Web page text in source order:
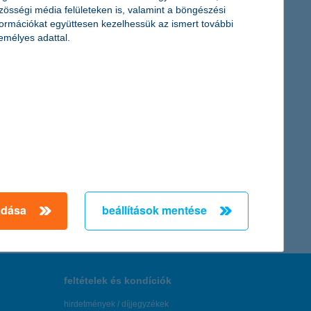
feltételek és kondíciók
hirdetmények / díjjegyzékek
média felületeken is, valamint a böngészési
együttesen kezelhessük az ismert további
adattal.
beállítások mentése